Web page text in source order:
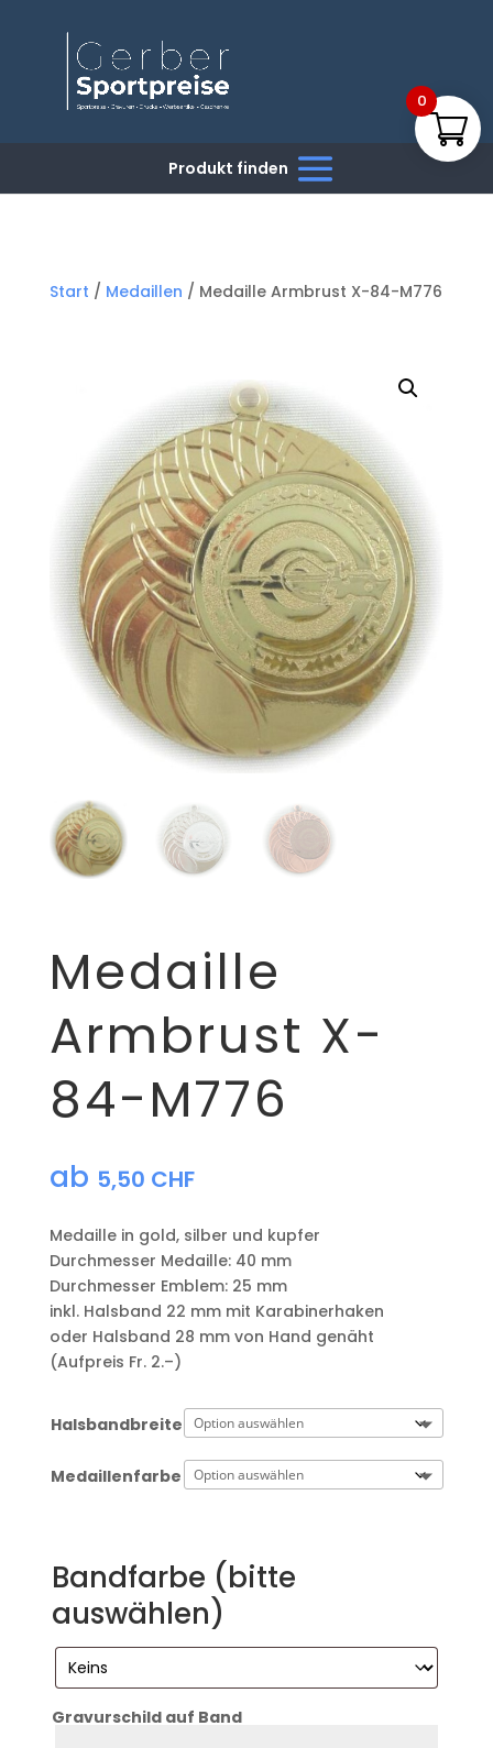
Start / Medaillen / Medaille Armbrust X-84-M776
Medaille
Armbrust X-
84-M776
ab 5,50 CHF
Medaille in gold, silber und kupfer
​Durchmesser Medaille: 40 mm
Durchmesser Emblem: 25 mm
​inkl. Halsband 22 mm mit Karabinerhaken
oder Halsband 28 mm von Hand genäht
(Aufpreis Fr. 2.–)
Halsbandbreite
Medaillenfarbe
Bandfarbe (bitte
auswählen)
Gravurschild auf Band
0